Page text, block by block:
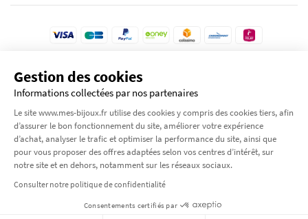
Gestion des cookies
Informations collectées par nos partenaires
Le site www.mes-bijoux.fr utilise des cookies y compris des cookies tiers, afin
d’assurer le bon fonctionnement du site, améliorer votre expérience
d’achat, analyser le trafic et optimiser la performance du site, ainsi que
pour vous proposer des offres adaptées selon vos centres d’intérêt, sur
notre site et en dehors, notamment sur les réseaux sociaux.
Consulter notre politique de confidentialité
Consentements certifiés par
Pour votre protection, ce site est sécurisé par le niveau de cryptage le plus élevé
disponible. Transaction 100% sécurisé.
by Moode International.